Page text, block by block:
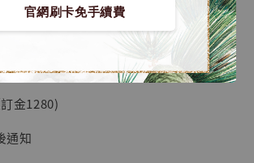
官網刷卡免手續費
貨】海賊王 系列蒐藏雕像 布魯克達
Studio]
金1280)
通知